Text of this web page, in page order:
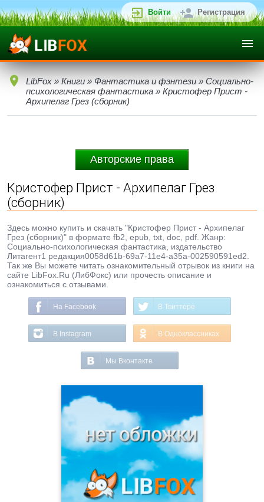
Войти Регистрация
LibFox » Книги » Фантастика и фэнтези » Социально-
психологическая фантастика » Кристофер Прист -
Архипелаг Грез (сборник)
Авторские права
Кристофер Прист - Архипелаг Грез
(сборник)
Здесь можно купить и скачать "Кристофер Прист - Архипелаг
Грез (сборник)" в формате fb2, epub, txt, doc, pdf. Жанр:
Социально-психологическая фантастика, издательство
Литагент1 редакция0058d61b-69a7-11e4-a35a-002590591ed2.
Так же Вы можете читать ознакомительный отрывок из книги на
сайте LibFox.Ru (ЛибФокс) или прочесть описание и
ознакомиться с отзывами.
На Facebook В Твиттере
В Instagram В Одноклассниках
Мы Вконтакте